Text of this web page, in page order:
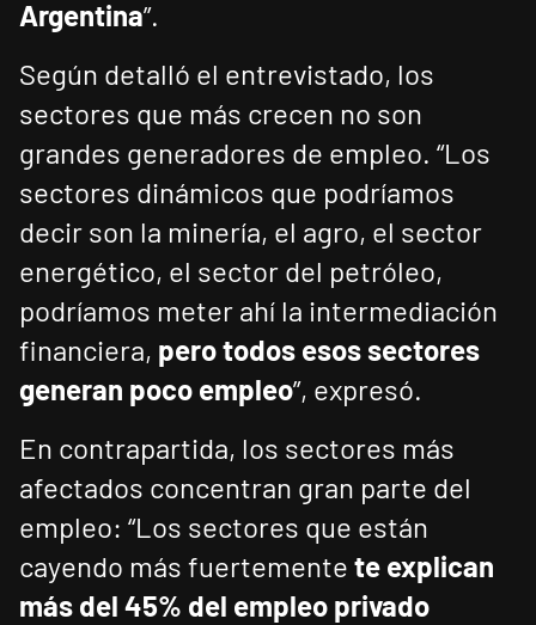
Argentina”.
Según detalló el entrevistado, los
sectores que más crecen no son
grandes generadores de empleo. “Los
sectores dinámicos que podríamos
decir son la minería, el agro, el sector
energético, el sector del petróleo,
podríamos meter ahí la intermediación
financiera, pero todos esos sectores
generan poco empleo”, expresó.
En contrapartida, los sectores más
afectados concentran gran parte del
empleo: “Los sectores que están
cayendo más fuertemente te explican
más del 45% del empleo privado